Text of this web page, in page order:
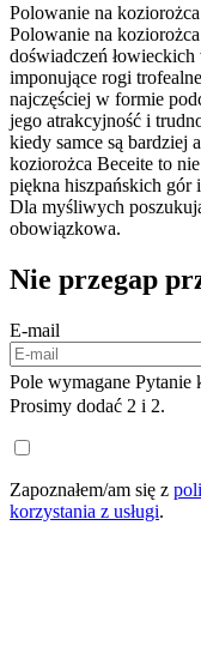
Polowanie na
Polowanie na
doświadczeń
imponujące rogi
najczęściej w formie
jego atrakcyjność i
kiedy samce są bardziej
koziorożca Beceite to
piękna hiszpańskich gór
Dla myśliwych
obowiązkowa.
Nie przegap
E-mail
Pole wymagane Pytanie
Prosimy dodać 2 i 2.
Zapoznałem/am się z
korzystania z usługi.